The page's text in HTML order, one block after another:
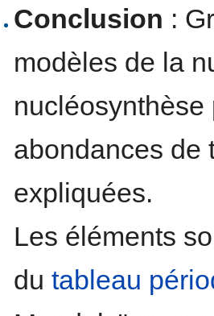
Conclusion :
modèles de la
abondances de
expliquées.
Les éléments
dutableau